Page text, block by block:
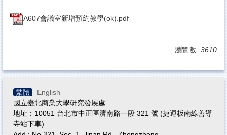
A607會議室新增預約教學(ok).pdf
瀏覽數: 3610
繁體
English
國立臺北商業大學研究發展處
地址：10051 台北市中正區濟南路一段 321 號 (捷運板南線善導
寺站下車)